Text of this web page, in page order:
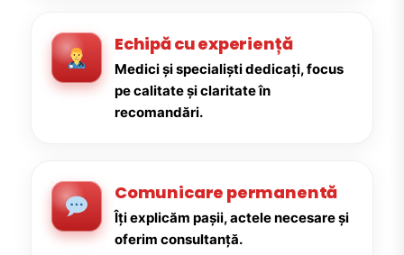
Echipă cu experiență
Medici și specialiști dedicați, focus
pe calitate și claritate în
recomandări.
Comunicare permanentă
Îți explicăm pașii, actele necesare și
oferim consultanță.